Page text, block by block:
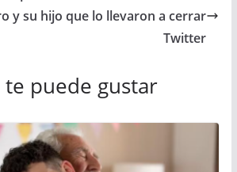
y su hijo que lo llevaron a cerrar
Twitter
puede gustar